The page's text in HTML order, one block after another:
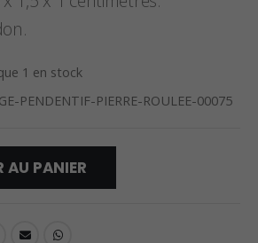
1 en stock
PENDENTIF-PIERRE-ROULEE-00075
AU PANIER